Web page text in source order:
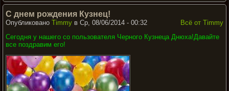
С днем рождения Кузнец!
Всё от Timmy
Опубликовано Timmy в Ср, 08/06/2014 - 00:32
Сегодня у нашего со пользователя Черного Кузнеца Днюха!Давайте
все поздравим его!